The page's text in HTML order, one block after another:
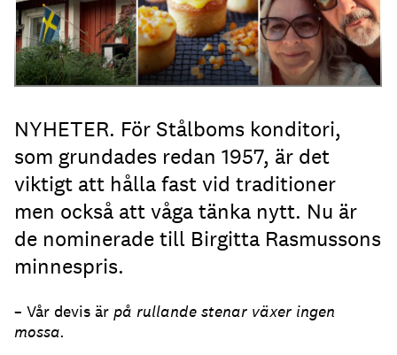
NYHETER. För Stålboms konditori,
som grundades redan 1957, är det
viktigt att hålla fast vid traditioner
men också att våga tänka nytt. Nu är
de nominerade till Birgitta Rasmussons
minnespris.
– Vår devis är på rullande stenar växer ingen
mossa.